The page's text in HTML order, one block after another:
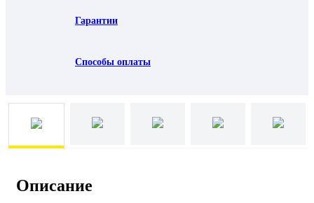
Гарантии
Способы оплаты
Описание